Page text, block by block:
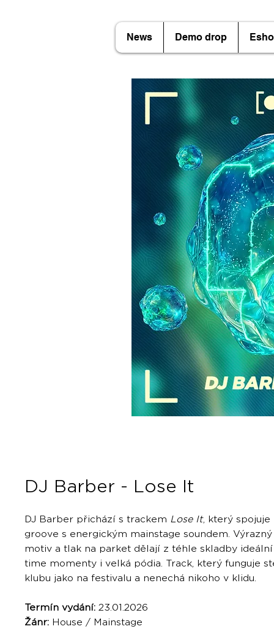
News Demo drop
DJ Barber - Lose It
DJ Barber přichází s trackem Lose It, který spojuje
groove s energickým mainstage soundem.
motiv a tlak na parket dělají z téhle skladby
time momenty i velká pódia. Track, který funguje
klubu jako na festivalu a nenechá nikoho v klidu.
Termín vydání: 23.01.2026
Žánr: House / Mainstage